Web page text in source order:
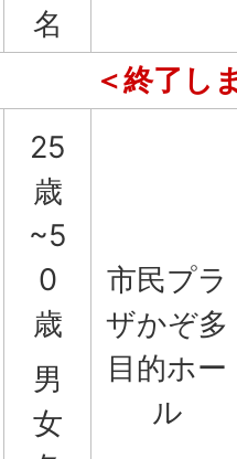
名
＜終了し
25
歳
~5
0
歳
男
女
市民プラ
ザかぞ多
目的ホー
ル